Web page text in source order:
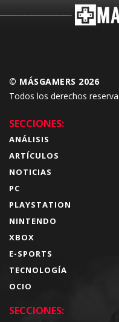
© MÁSGAMERS 2026
Todos los derechos
SECCIONES:
ANÁLISIS
ARTÍCULOS
NOTICIAS
PC
PLAYSTATION
NINTENDO
XBOX
E-SPORTS
TECNOLOGÍA
OCIO
SECCIONES: